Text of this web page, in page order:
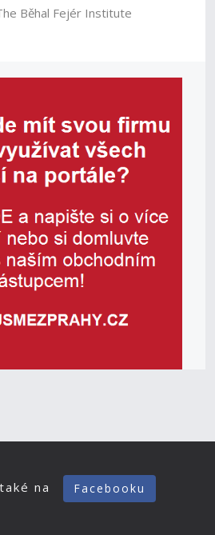
Běhal Fejér Institute
na Facebooku